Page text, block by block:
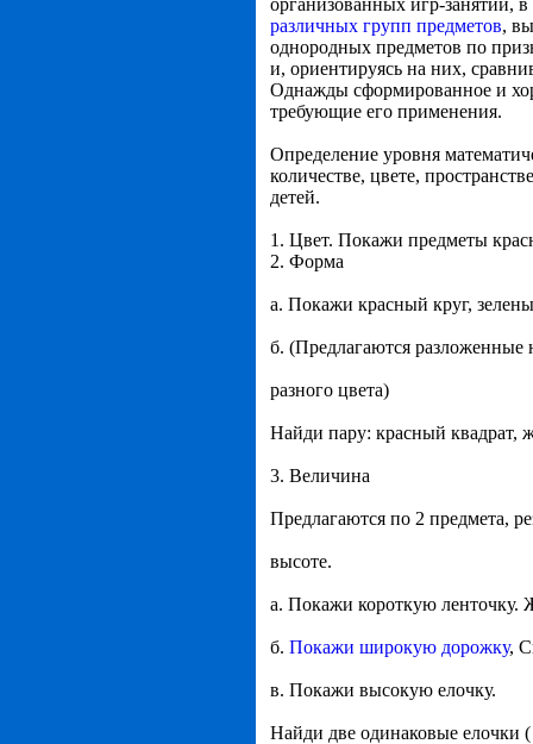
организованных игр-занятий,
различных групп предметов,
однородных предметов по
и, ориентируясь на них,
Однажды сформированное и
требующие его применения.
Определение уровня
количестве, цвете,
детей.
1. Цвет. Покажи предметы
2. Форма
а. Покажи красный круг,
б. (Предлагаются разложенные
разного цвета)
Найди пару: красный квадрат,
3. Величина
Предлагаются по 2 предмета,
высоте.
а. Покажи короткую ленточку.
б. Покажи широкую дорожку,
в. Покажи высокую елочку.
Найди две одинаковые елочки